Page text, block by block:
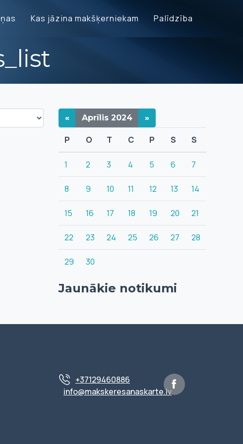
Kas jāzina makšķerniekam Palīdzība
« Aprīlis 2024 »
P O T C P S S
1 2 3 4 5 6 7
8 9 10 11 12 13 14
15 16 17 18 19 20 21
22 23 24 25 26 27 28
29 30
Jaunākie notikumi
+37129460886
info@makskeresanaskarte.lv